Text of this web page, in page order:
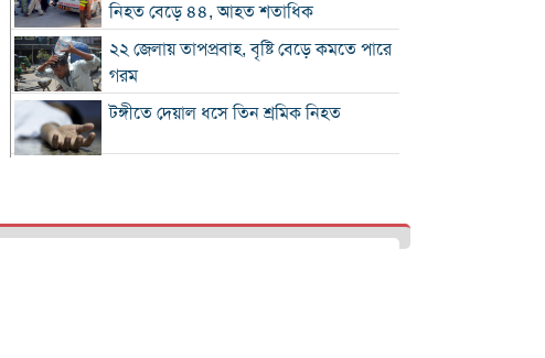
নিহত বেড়ে ৪৪, আহত শতাধিক
২২ জেলায় তাপপ্রবাহ, বৃষ্টি বেড়ে কমতে পারে
গরম
টঙ্গীতে দেয়াল ধসে তিন শ্রমিক নিহত
গলে যাওয়া হিমবাহ থেকে মিলল ৩৭ বছর